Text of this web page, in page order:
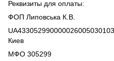
Реквизиты для оплаты:
ФОП Липовська К.В.
Киев
МФО 305299